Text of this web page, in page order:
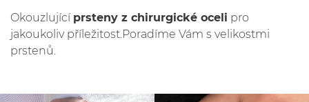
Okouzlující prsteny z chirurgické oceli pro
jakoukoliv příležitost.Poradíme Vám s velikostmi
prstenů.